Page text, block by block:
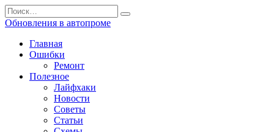
Перейти
к
Search
for:
Обновления в автопроме
Главная
Ошибки
Ремонт
Полезное
Лайфхаки
Новости
Советы
Статьи